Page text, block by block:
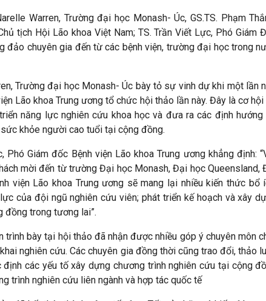
Warren, Trường đại học Monash- Úc, GS.TS. Phạm
tịch Hội Lão khoa Việt Nam; TS. Trần Viết Lực, Phó Giám
đảo chuyên gia đến từ các bệnh viện, trường đại học trong
Trường đại học Monash- Úc bày tỏ sự vinh dự khi một lần
Lão khoa Trung ương tổ chức hội thảo lần này. Đây là cơ
năng lực nghiên cứu khoa học và đưa ra các định hướng
khỏe người cao tuổi tại cộng đồng.
Giám đốc Bệnh viện Lão khoa Trung ương khẳng định: “
mời đến từ trường Đại học Monash, Đại học Queensland,
viện Lão khoa Trung ương sẽ mang lại nhiều kiến thức bổ
của đội ngũ nghiên cứu viên; phát triển kế hoạch và xây
đồng trong tương lai”.
bày tại hội thảo đã nhận được nhiều góp ý chuyên môn
nghiên cứu. Các chuyên gia đồng thời cũng trao đổi, thảo
định các yếu tố xây dựng chương trình nghiên cứu tại cộng
trình nghiên cứu liên ngành và hợp tác quốc tế